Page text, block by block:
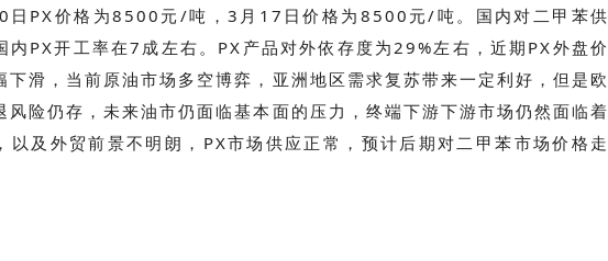
日PX价格为8500元/吨，3月17日价格为8500元/吨。 国内对二甲苯供
内PX开工率在7成左右。PX产品对外依存度为29%左右，近期PX外盘价
下滑，当前原油市场多空博弈，亚洲地区需求复苏带来一定利好，但是欧
风险仍存，未来油市仍面临基本面的压力，终端下游下游市场仍然面临着
以及外贸前景不明朗，PX市场供应正常，预计后期对二甲苯市场价格走